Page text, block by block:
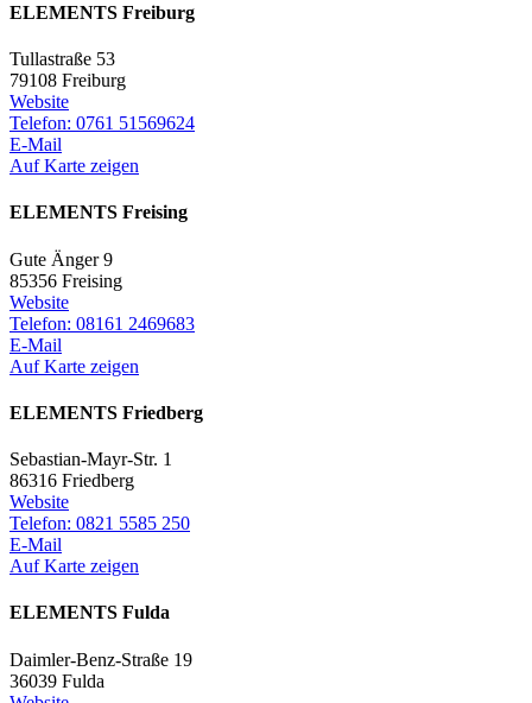
ELEMENTS Freiburg
Tullastraße 53
79108 Freiburg
Website
Telefon: 0761 51569624
E-Mail
Auf Karte zeigen
ELEMENTS Freising
Gute Änger 9
85356 Freising
Website
Telefon: 08161 2469683
E-Mail
Auf Karte zeigen
ELEMENTS Friedberg
Sebastian-Mayr-Str. 1
86316 Friedberg
Website
Telefon: 0821 5585 250
E-Mail
Auf Karte zeigen
ELEMENTS Fulda
Daimler-Benz-Straße 19
36039 Fulda